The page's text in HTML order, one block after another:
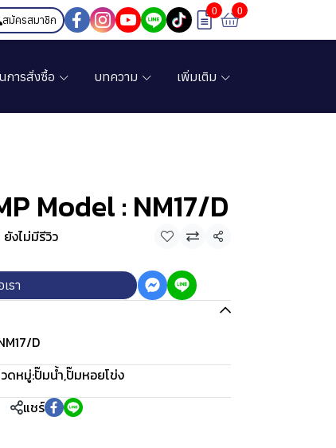
สมัครสมาชิก
0 0
การสั่งซื้อ บทความ เพิ่มเติม
Model : NM17/D
ยังไม่มีรีวิว แชร์
รา
D
ดหมู่:ปั๊มน้ำ,ปั๊มหอยโข่ง
แชร์